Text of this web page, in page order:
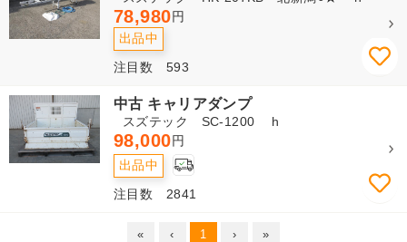
78,980円
出品中
注目数 593
中古 キャリアダンプ
スズテック SC-1200 h
98,000円
出品中
注目数 2841
« ‹ 1 › »